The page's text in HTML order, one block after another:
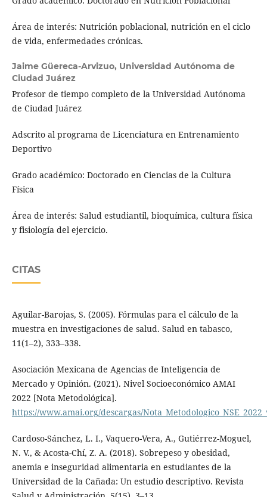
Área de interés: Nutrición poblacional, nutrición en el ciclo
de vida, enfermedades crónicas.
Jaime Güereca-Arvizuo, Universidad Autónoma de
Ciudad Juárez
Profesor de tiempo completo de la Universidad Autónoma
de Ciudad Juárez
Adscrito al programa de Licenciatura en Entrenamiento
Deportivo
Grado académico: Doctorado en Ciencias de la Cultura
Física
Área de interés: Salud estudiantil, bioquímica, cultura física
y fisiología del ejercicio.
CITAS
Aguilar-Barojas, S. (2005). Fórmulas para el cálculo de la
muestra en investigaciones de salud. Salud en tabasco,
11(1–2), 333–338.
Asociación Mexicana de Agencias de Inteligencia de
Mercado y Opinión. (2021). Nivel Socioeconómico AMAI
2022 [Nota Metodológica].
https://www.amai.org/descargas/
Cardoso-Sánchez, L. I., Vaquero-Vera, A., Gutiérrez-Moguel,
N. V., & Acosta-Chí, Z. A. (2018). Sobrepeso y obesidad,
anemia e inseguridad alimentaria en estudiantes de la
Universidad de la Cañada: Un estudio descriptivo. Revista